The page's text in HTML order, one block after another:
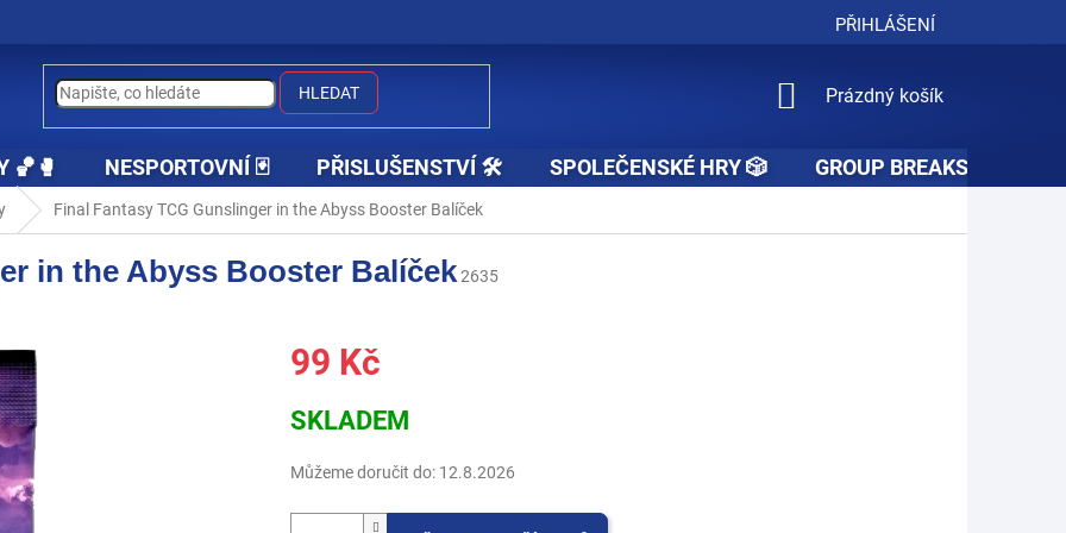
PŘIHLÁŠENÍ
HLEDAT
NÁKUPNÍ
Prázdný košík
🏀🥊 NESPORTOVNÍ 🃏 PŘISLUŠENSTVÍ 🛠️ SPOLEČENSKÉ HRY 🎲 GROUP BREAKS 🚧👥🚧
Final Fantasy TCG Gunslinger in the Abyss Booster Balíček
in the Abyss Booster Balíček2635
99 Kč
cena:
SKLADEM
Můžeme doručit do: 12.8.2026